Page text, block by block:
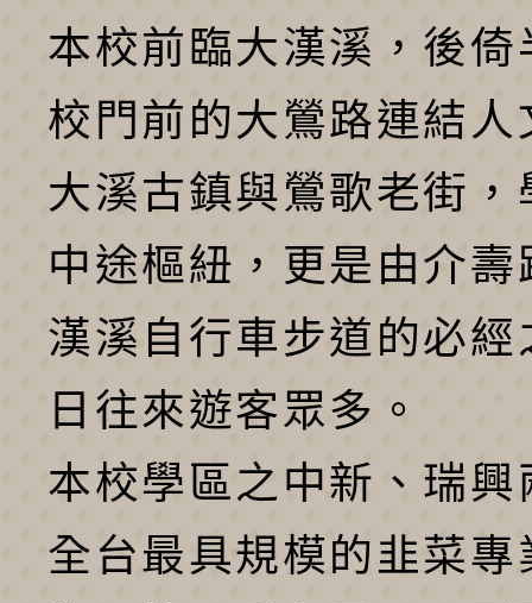
本校前臨大漢溪，後倚
校門前的大鶯路連結人
大溪古鎮與鶯歌老街，
中途樞紐，更是由介壽
漢溪自行車步道的必經
日往來遊客眾多。
本校學區之中新、瑞興
全台最具規模的韭菜專